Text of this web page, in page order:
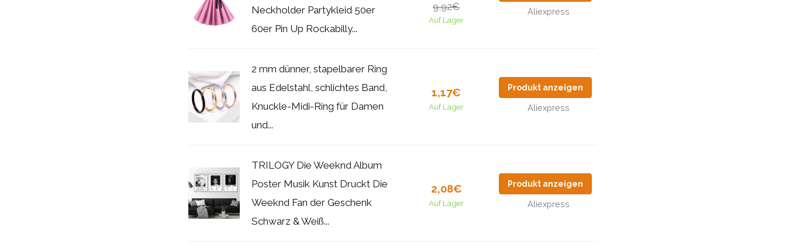
Neckholder Partykleid 50er
60er Pin Up Rockabilly...
9,92€
Auf Lager
Aliexpress
2 mm dünner, stapelbarer Ring
aus Edelstahl, schlichtes Band,
Knuckle-Midi-Ring für Damen
und...
1,17€
Auf Lager
Produkt anzeigen
Aliexpress
TRILOGY Die Weeknd Album
Poster Musik Kunst Druckt Die
Weeknd Fan der Geschenk
Schwarz & Weiß...
2,08€
Auf Lager
Produkt anzeigen
Aliexpress